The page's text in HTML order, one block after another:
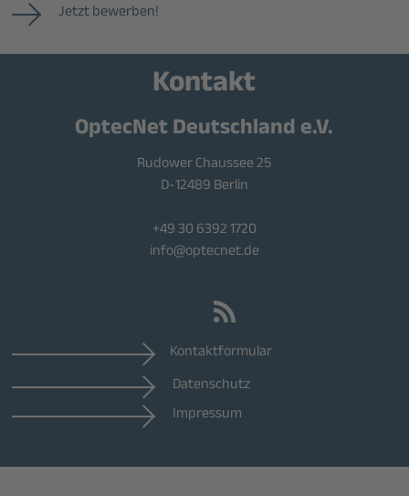
Jetzt bewerben!
Kontakt
OptecNet Deutschland e.V.
Rudower Chaussee 25
D-12489 Berlin
+49 30 6392 1720
info@optecnet.de
Kontaktformular
Datenschutz
Impressum